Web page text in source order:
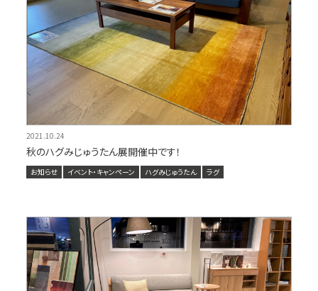
2021.10.24
秋のハグみじゅうたん展開催中です！
お知らせ イベント・キャンペーン ハグみじゅうたん ラグ